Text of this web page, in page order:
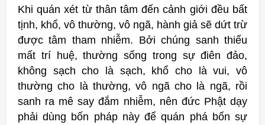
Khi quán xét từ thân tâm đến cảnh giới đều bất
tịnh, khổ, vô thường, vô ngã, hành giả sẽ dứt trừ
được tâm tham nhiễm. Bởi chúng sanh thiếu
mất trí huệ, thường sống trong sự điên đảo,
không sạch cho là sạch, khổ cho là vui, vô
thường cho là thường, vô ngã cho là ngã, rồi
sanh ra mê say đắm nhiễm, nên đức Phật dạy
phải dùng bốn pháp này để quán phá bốn sự